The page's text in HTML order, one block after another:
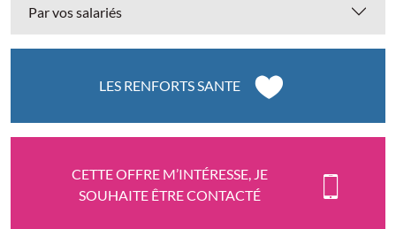
Par vos salariés
LES RENFORTS SANTE
CETTE OFFRE M’INTÉRESSE, JE
SOUHAITE ÊTRE CONTACTÉ